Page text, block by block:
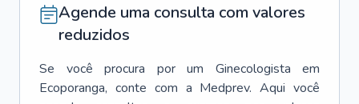
Agende uma consulta com valores
reduzidos
Se você procura por um Ginecologista
em
Ecoporanga, conte com a Medprev. Aqui você